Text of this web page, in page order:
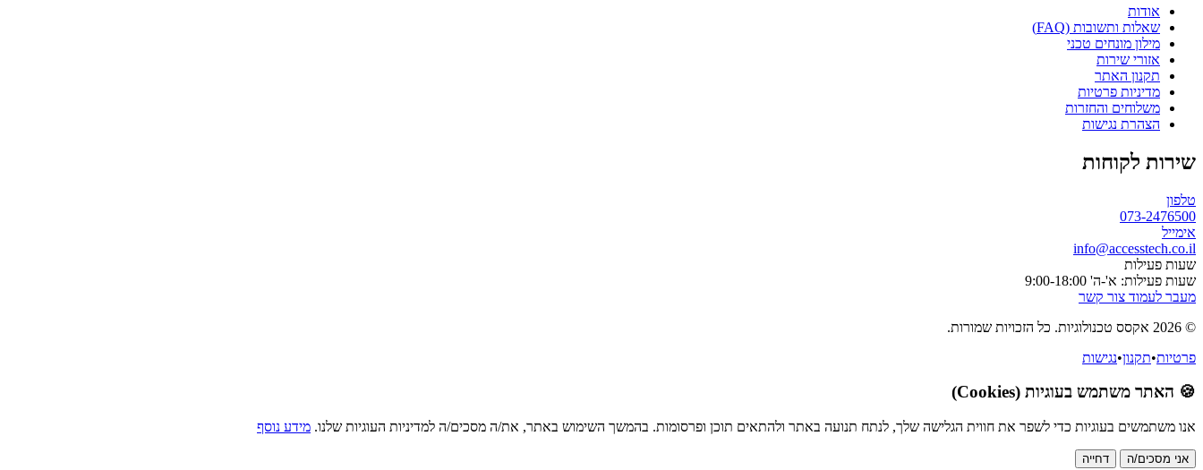
אודות
שאלות ותשובות (FAQ)
מילון מונחים טכני
אזורי שירות
תקנון האתר
מדיניות פרטיות
משלוחים והחזרות
הצהרת נגישות
שירות לקוחות
טלפון
073-2476500
אימייל
info@accesstech.co.il
שעות פעילות
שעות פעילות: א'-ה' 9:00-18:00
מעבר לעמוד צור קשר
© 2026 אקסס טכנולוגיות. כל הזכויות שמורות.
פרטיות•תקנון•נגישות
🍪 האתר משתמש בעוגיות (Cookies)
אנו משתמשים בעוגיות כדי לשפר את חווית הגלישה שלך, לנתח תנועה באתר ולהתאים תוכן ופרסומות. בהמשך השימוש באתר, את/ה מסכים/ה למדיניות העוגיות שלנו. מידע נוסף
אני מסכים/ה דחייה